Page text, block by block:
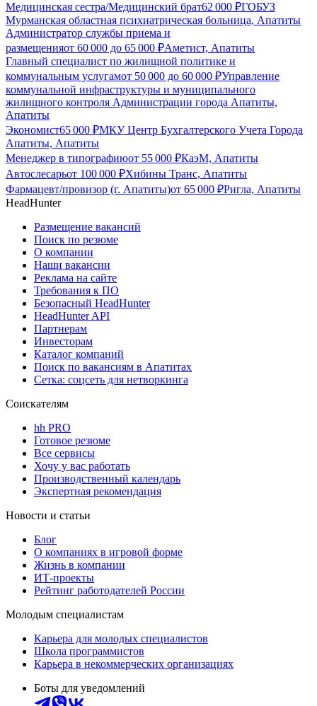
Медицинская сестра/Медицинский брат62 000 ₽ГОБУЗ
Мурманская областная психиатрическая больница, Апатиты
Администратор службы приема и
размещенияот 60 000 до 65 000 ₽Аметист, Апатиты
Главный специалист по жилищной политике и
коммунальным услугамот 50 000 до 60 000 ₽Управление
коммунальной инфраструктуры и муниципального
жилищного контроля Администрации города Апатиты,
Апатиты
Экономист65 000 ₽МКУ Центр Бухгалтерского Учета Города
Апатиты, Апатиты
Менеджер в типографиюот 55 000 ₽КаэМ, Апатиты
Автослесарьот 100 000 ₽Хибины Транс, Апатиты
Фармацевт/провизор (г. Апатиты)от 65 000 ₽Ригла, Апатиты
HeadHunter
Размещение вакансий
Поиск по резюме
О компании
Наши вакансии
Реклама на сайте
Требования к ПО
Безопасный HeadHunter
HeadHunter API
Партнерам
Инвесторам
Каталог компаний
Поиск по вакансиям в Апатитах
Сетка: соцсеть для нетворкинга
Соискателям
hh PRO
Готовое резюме
Все сервисы
Хочу у вас работать
Производственный календарь
Экспертная рекомендация
Новости и статьи
Блог
О компаниях в игровой форме
Жизнь в компании
ИТ-проекты
Рейтинг работодателей России
Молодым специалистам
Карьера для молодых специалистов
Школа программистов
Карьера в некоммерческих организациях
Боты для уведомлений